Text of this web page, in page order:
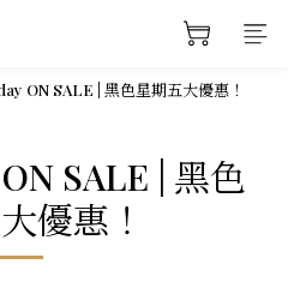
ON SALE | 黑色星期五大優惠！
SALE | 黑色
優惠！